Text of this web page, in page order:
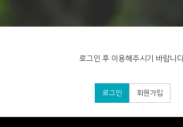
로그인 후 이용해주시기 바랍니
로그인 회원가입